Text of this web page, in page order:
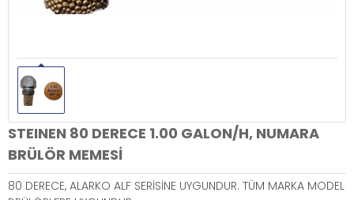
STEINEN 80 DERECE 1.00 GALON/H, NUMARA
BRÜLÖR MEMESİ
80 DERECE, ALARKO ALF SERİSİNE UYGUNDUR. TÜM MARKA MODEL